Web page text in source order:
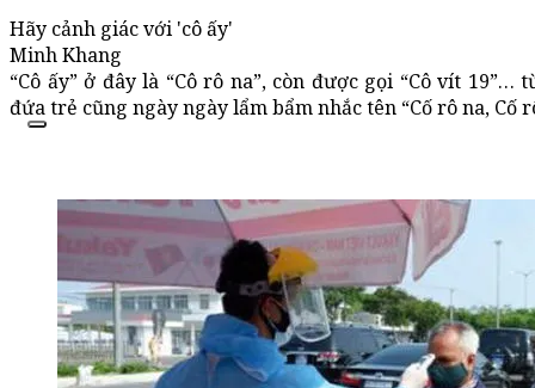
Hãy cảnh giác với 'cô ấy'
Minh Khang
“Cô ấy” ở đây là “Cô rô na”, còn được gọi “Cô vít
đứa trẻ cũng ngày ngày lẩm bẩm nhắc tên “Cố rô na, Cố